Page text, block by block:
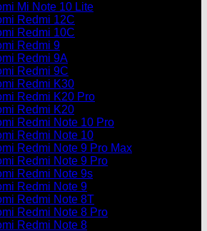
Mi Note 10 Lite
Redmi 12C
Redmi 10C
Redmi 9
Redmi 9A
Redmi 9C
Redmi K30
Redmi K20 Pro
Redmi K20
Redmi Note 10 Pro
Redmi Note 10
Redmi Note 9 Pro Max
Redmi Note 9 Pro
Redmi Note 9s
Redmi Note 9
Redmi Note 8T
Redmi Note 8 Pro
Redmi Note 8